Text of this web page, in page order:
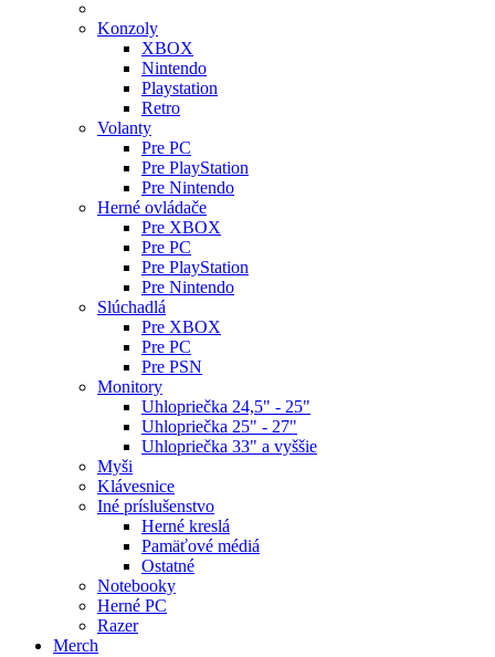
Konzoly
XBOX
Nintendo
Playstation
Retro
Volanty
Pre PC
Pre PlayStation
Pre Nintendo
Herné ovládače
Pre XBOX
Pre PC
Pre PlayStation
Pre Nintendo
Slúchadlá
Pre XBOX
Pre PC
Pre PSN
Monitory
Uhlopriečka 24,5" - 25"
Uhlopriečka 25" - 27"
Uhlopriečka 33" a vyššie
Myši
Klávesnice
Iné príslušenstvo
Herné kreslá
Pamäťové médiá
Ostatné
Notebooky
Herné PC
Razer
Merch